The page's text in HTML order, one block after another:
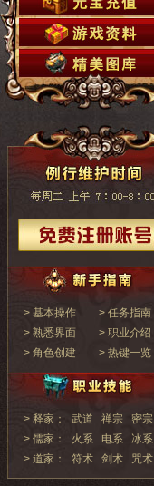
> 基本操作
> 任务指南
> 熟悉界面
> 职业介绍
> 角色创建
> 热键一览
> 释家： 武道 禅宗
密宗
> 儒家：
火系 电系
冰系
> 道家：
符术 剑术 咒术